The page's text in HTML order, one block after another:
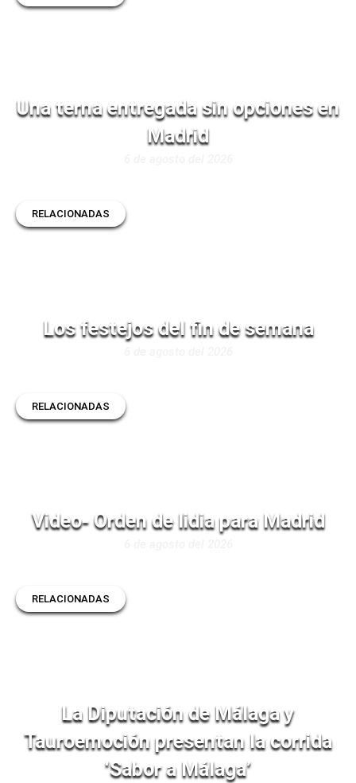
Una terna entregada sin opciones en
Madrid
RELACIONADAS
Los festejos del fin de semana
RELACIONADAS
Video- Orden de lidia para Madrid
RELACIONADAS
La Diputación de Málaga y
Tauroemoción presentan la corrida
‘Sabor a Málaga’